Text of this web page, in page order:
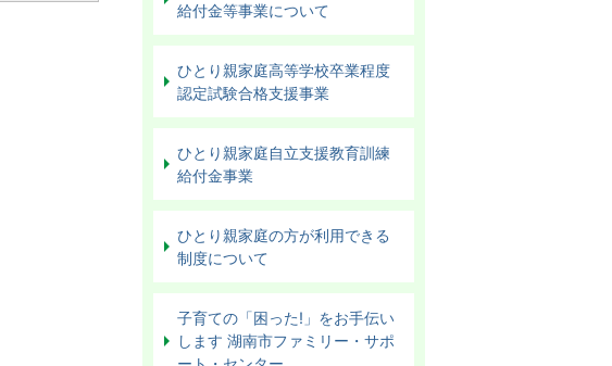
給付金等事業について
ひとり親家庭高等学校卒業程度
認定試験合格支援事業
ひとり親家庭自立支援教育訓練
給付金事業
ひとり親家庭の方が利用できる
制度について
子育ての「困った!」をお手伝い
します 湖南市ファミリー・サポ